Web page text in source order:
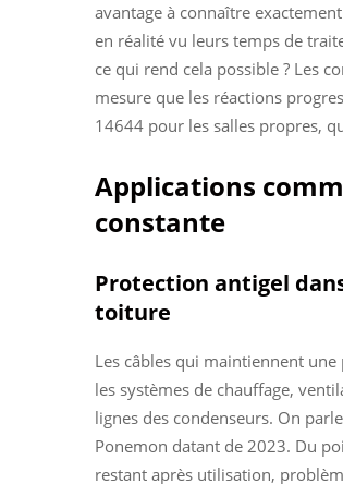
avantage à connaître
en réalité vu leurs temps de
ce qui rend cela possible ? Les
mesure que les réactions
14644 pour les salles propres,
Applications
constante
Protection antigel
toiture
Les câbles qui maintiennent
les systèmes de chauffage,
lignes des condenseurs. On
Ponemon datant de 2023. Du
restant après utilisation,